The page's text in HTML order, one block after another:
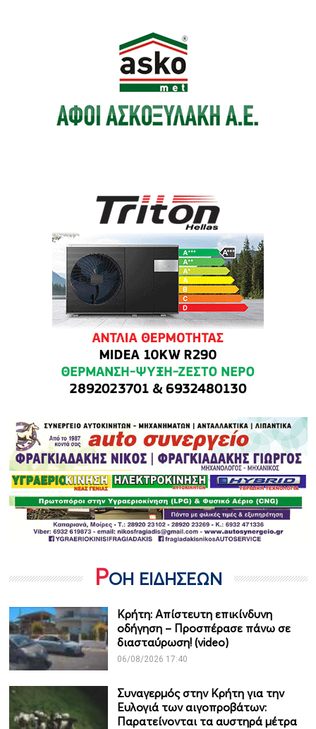
ΡΟΗ ΕΙΔΗΣΕΩΝ
Κρήτη: Απίστευτη επικίνδυνη
οδήγηση – Προσπέρασε πάνω σε
διασταύρωση! (video)
06/08/2026 17:40
Συναγερμός στην Κρήτη για την
Ευλογιά των αιγοπροβάτων:
Παρατείνονται τα αυστηρά μέτρα